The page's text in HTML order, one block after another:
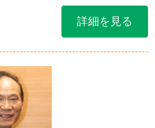
詳細を見る